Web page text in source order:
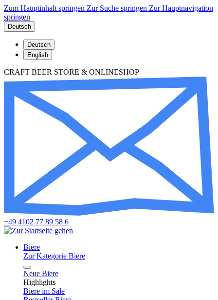
Zum Hauptinhalt springen Zur Suche springen Zur Hauptnavigation
springen
Deutsch
Deutsch
English
CRAFT BEER STORE & ONLINESHOP
+49 4102 77 89 58 6
Biere
Zur Kategorie Biere
Neue Biere
Highlights
Biere im Sale